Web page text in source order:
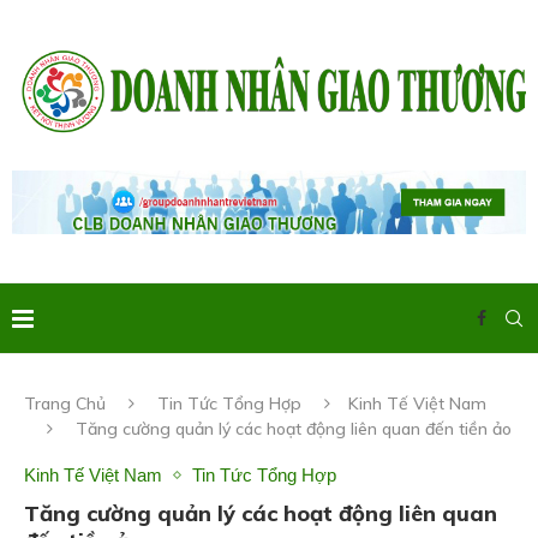
Trang Chủ Tin Tức Tổng Hợp
Kinh Tế Việt Nam
Tăng cường quản lý các hoạt động liên quan đến tiền ảo
Kinh Tế Việt Nam Tin Tức Tổng Hợp
Tăng cường quản lý các hoạt động liên quan